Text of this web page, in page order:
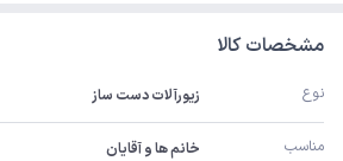
مشخصات کالا
نوع زیورآلات دست ساز
مناسب خانم ها و آقایان